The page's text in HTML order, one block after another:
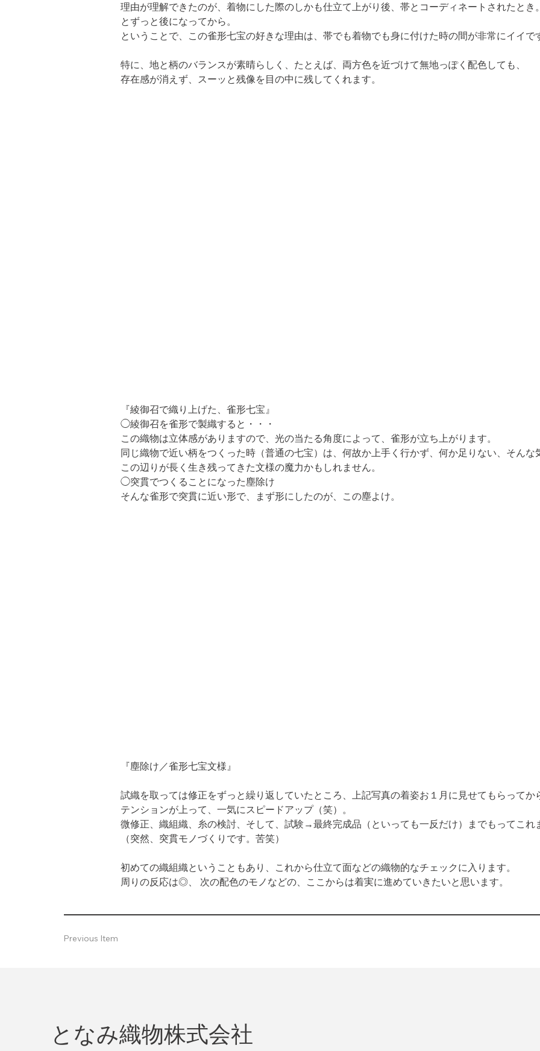
理由が理解できたのが、着物にした際のしかも仕立て上がり後、帯とコーディネートされたとき。
とずっと後になってから。
ということで、この雀形七宝の好きな理由は、帯でも着物でも身に付けた時の間が非常にイイで
特に、地と柄のバランスが素晴らしく、たとえば、両方色を近づけて無地っぽく配色しても、
存在感が消えず、スーッと残像を目の中に残してくれます。
『綾御召で織り上げた、雀形七宝』
◯綾御召を雀形で製織すると・・・
この織物は立体感がありますので、光の当たる角度によって、雀形が立ち上がります。
同じ織物で近い柄をつくった時（普通の七宝）は、何故か上手く行かず、何か足りない、そんな
この辺りが長く生き残ってきた文様の魔力かもしれません。
◯突貫でつくることになった塵除け
そんな雀形で突貫に近い形で、まず形にしたのが、この塵よけ。
『塵除け／雀形七宝文様』
試織を取っては修正をずっと繰り返していたところ、上記写真の着姿お１月に見せてもらってか
テンションが上って、一気にスピードアップ（笑）。
微修正、織組織、糸の検討、そして、試験→最終完成品（といっても一反だけ）までもってこれ
（突然、突貫モノづくりです。苦笑）
初めての織組織ということもあり、これから仕立て面などの織物的なチェックに入ります。
周りの反応は◎、 次の配色のモノなどの、ここからは着実に進めていきたいと思います。
Previous Item
となみ織物株式会社